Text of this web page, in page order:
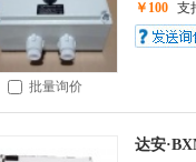
批量询价
￥100 支
达安